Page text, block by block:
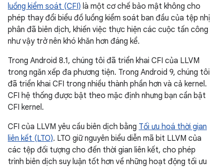
luồng kiểm soát (CFI) là một cơ chế bảo mật không cho
phép thay đổi biểu đồ luồng kiểm soát ban đầu của tệp nhị
phân đã biên dịch, khiến việc thực hiện các cuộc tấn công
như vậy trở nên khó khăn hơn đáng kể.
Trong Android 8.1, chúng tôi đã triển khai CFI của LLVM
trong ngăn xếp đa phương tiện. Trong Android 9, chúng tôi
đã triển khai CFI trong nhiều thành phần hơn và cả kernel.
CFI hệ thống được bật theo mặc định nhưng bạn cần bật
CFI kernel.
CFI của LLVM yêu cầu biên dịch bằng Tối ưu hoá thời gian
liên kết (LTO). LTO giữ nguyên biểu diễn mã bit LLVM của
các tệp đối tượng cho đến thời gian liên kết, cho phép
trình biên dịch suy luận tốt hơn về những hoạt động tối ưu